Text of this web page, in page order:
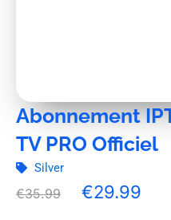
Abonnement
TV PRO Officiel
Silver
€35.99
Original
€29.99